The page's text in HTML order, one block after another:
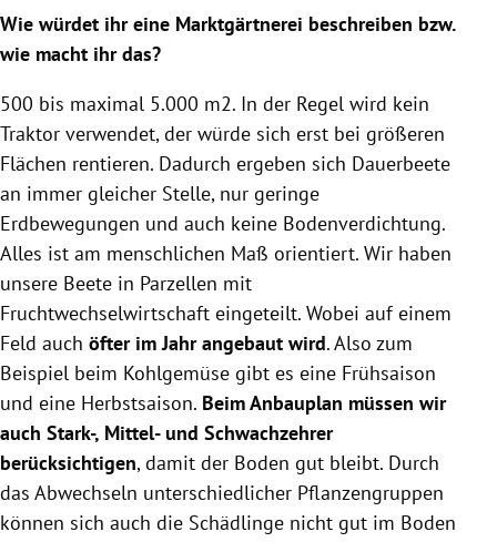
Wie würdet ihr eine Marktgärtnerei beschreiben bzw.
wie macht ihr das?
500 bis maximal 5.000 m2. In der Regel wird kein
Traktor verwendet, der würde sich erst bei größeren
Flächen rentieren. Dadurch ergeben sich Dauerbeete
an immer gleicher Stelle, nur geringe
Erdbewegungen und auch keine Bodenverdichtung.
Alles ist am menschlichen Maß orientiert. Wir haben
unsere Beete in Parzellen mit
Fruchtwechselwirtschaft eingeteilt. Wobei auf einem
Feld auch öfter im Jahr angebaut wird. Also zum
Beispiel beim Kohlgemüse gibt es eine Frühsaison
und eine Herbstsaison. Beim Anbauplan müssen wir
auch Stark-, Mittel- und Schwachzehrer
berücksichtigen, damit der Boden gut bleibt. Durch
das Abwechseln unterschiedlicher Pflanzengruppen
können sich auch die Schädlinge nicht gut im Boden